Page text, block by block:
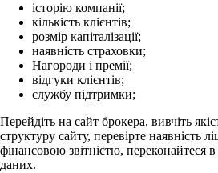
історію компанії;
кількість клієнтів;
розмір капіталізації;
наявність страховки;
Нагороди і премії;
відгуки клієнтів;
службу підтримки;
Перейдіть на сайт брокера, вивчіть
структуру сайту, перевірте наявність
фінансовою звітністю, переконайтеся
даних.